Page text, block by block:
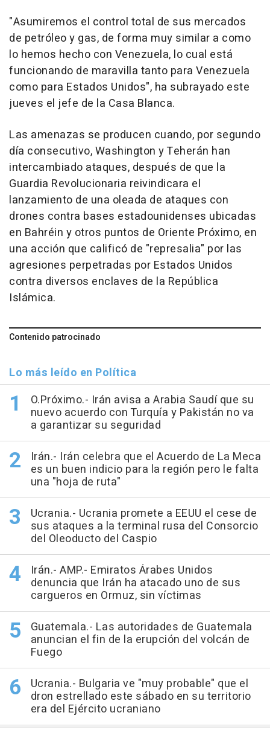
"Asumiremos el control total de sus mercados
de petróleo y gas, de forma muy similar a como
lo hemos hecho con Venezuela, lo cual está
funcionando de maravilla tanto para Venezuela
como para Estados Unidos", ha subrayado este
jueves el jefe de la Casa Blanca.
Las amenazas se producen cuando, por segundo
día consecutivo, Washington y Teherán han
intercambiado ataques, después de que la
Guardia Revolucionaria reivindicara el
lanzamiento de una oleada de ataques con
drones contra bases estadounidenses ubicadas
en Bahréin y otros puntos de Oriente Próximo, en
una acción que calificó de "represalia" por las
agresiones perpetradas por Estados Unidos
contra diversos enclaves de la República
Islámica.
Contenido patrocinado
Lo más leído en Política
O.Próximo.- Irán avisa a Arabia Saudí que su
nuevo acuerdo con Turquía y Pakistán no va
a garantizar su seguridad
Irán.- Irán celebra que el Acuerdo de La Meca
es un buen indicio para la región pero le falta
una "hoja de ruta"
Ucrania.- Ucrania promete a EEUU el cese de
sus ataques a la terminal rusa del Consorcio
del Oleoducto del Caspio
Irán.- AMP.- Emiratos Árabes Unidos
denuncia que Irán ha atacado uno de sus
cargueros en Ormuz, sin víctimas
Guatemala.- Las autoridades de Guatemala
anuncian el fin de la erupción del volcán de
Fuego
Ucrania.- Bulgaria ve "muy probable" que el
dron estrellado este sábado en su territorio
era del Ejército ucraniano